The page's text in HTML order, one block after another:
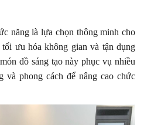
năng là lựa chọn thông minh cho
ưu hóa không gian và tận dụng
đồ sáng tạo này phục vụ nhiều
và phong cách để nâng cao chức